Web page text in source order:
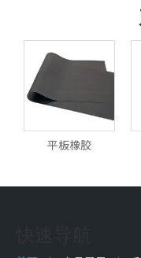
平板橡胶